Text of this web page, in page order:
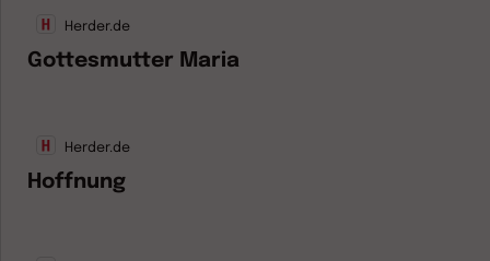
Herder.de
Gottesmutter Maria
Herder.de
Hoffnung